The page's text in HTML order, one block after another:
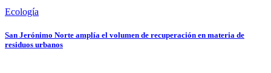
Ecología
San Jerónimo Norte amplía el volumen de recuperación en materia de
residuos urbanos